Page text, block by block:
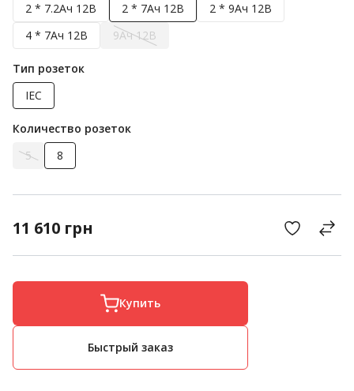
2 * 7.2Ач 12В
2 * 7Ач 12В
2 * 9Ач 12В
4 * 7Ач 12В
9Ач 12В
Тип розеток
IEC
Количество розеток
5
8
11 610 грн
Купить
Быстрый заказ